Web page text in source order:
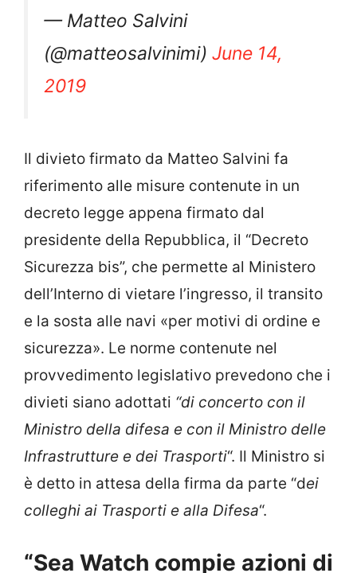
— Matteo Salvini
(@matteosalvinimi) June 14,
2019
Il divieto firmato da Matteo Salvini fa
riferimento alle misure contenute in un
decreto legge appena firmato dal
presidente della Repubblica, il “Decreto
Sicurezza bis”, che permette al Ministero
dell’Interno di vietare l’ingresso, il transito
e la sosta alle navi «per motivi di ordine e
sicurezza». Le norme contenute nel
provvedimento legislativo prevedono che i
divieti siano adottati “di concerto con il
Ministro della difesa e con il Ministro delle
Infrastrutture e dei Trasporti“. Il Ministro si
è detto in attesa della firma da parte “dei
colleghi ai Trasporti e alla Difesa“.
“Sea Watch compie azioni di